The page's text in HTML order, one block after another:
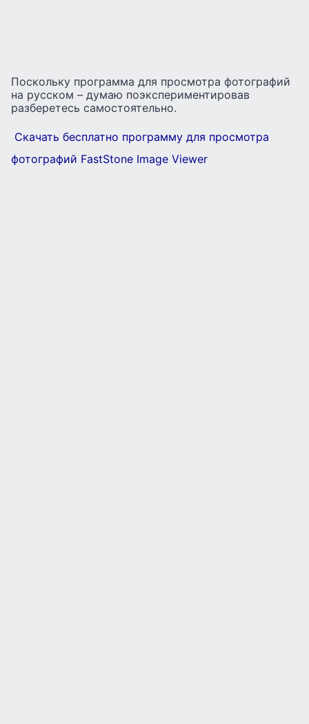
Поскольку программа для просмотра фотографий
на русском – думаю поэкспериментировав
разберетесь самостоятельно.
Скачать бесплатно программу для просмотра
фотографий FastStone Image Viewer